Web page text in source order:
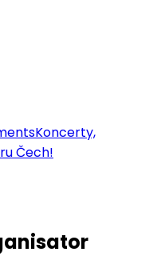
Koncerty,
Čech!